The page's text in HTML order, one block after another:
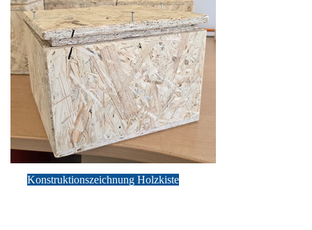
Konstruktionszeichnung Holzkiste